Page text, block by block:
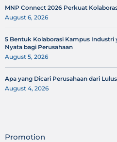
MNP Connect 2026 Perkuat
August 6, 2026
5 Bentuk Kolaborasi Kampus
Nyata bagi Perusahaan
August 5, 2026
Apa yang Dicari Perusahaan dari
August 4, 2026
Promotion